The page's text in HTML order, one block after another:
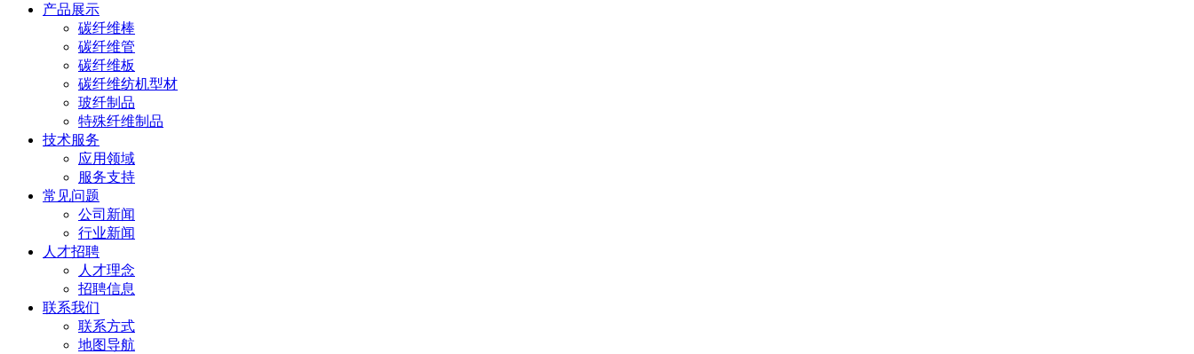
产品展示
碳纤维棒
碳纤维管
碳纤维板
碳纤维纺机型材
玻纤制品
特殊纤维制品
技术服务
应用领域
服务支持
常见问题
公司新闻
行业新闻
人才招聘
人才理念
招聘信息
联系我们
联系方式
地图导航